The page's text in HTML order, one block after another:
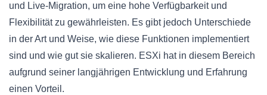
und Live-Migration, um eine hohe Verfügbarkeit und
Flexibilität zu gewährleisten. Es gibt jedoch Unterschiede
in der Art und Weise, wie diese Funktionen implementiert
sind und wie gut sie skalieren. ESXi hat in diesem Bereich
aufgrund seiner langjährigen Entwicklung und Erfahrung
einen Vorteil.